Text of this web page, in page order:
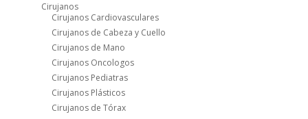
Cirujanos
Cirujanos Cardiovasculares
Cirujanos de Cabeza y Cuello
Cirujanos de Mano
Cirujanos Oncologos
Cirujanos Pediatras
Cirujanos Plásticos
Cirujanos de Tórax